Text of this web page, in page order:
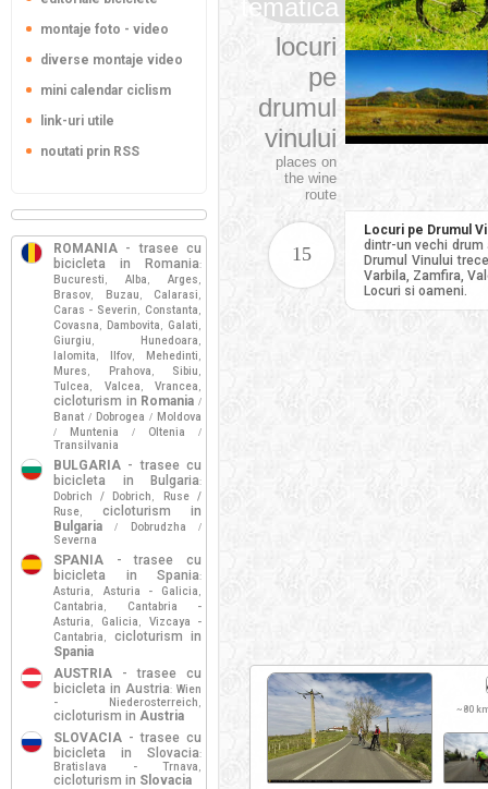
tematica
locuri
pe
drumul
vinului
places on
the wine
route
15
Locuri pe Drumul
dintr-un vechi
Drumul Vinului
Varbila, Zamfira,
Locuri si oameni.
~ 80
montaje foto - video
diverse montaje video
mini calendar ciclism
link-uri utile
noutati prin RSS
ROMANIA - trasee cu
bicicleta in Romania:
Bucuresti , Alba , Arges ,
Brasov, Buzau , Calarasi ,
Caras - Severin , Constanta ,
Covasna , Dambovita , Galati ,
Giurgiu , Hunedoara ,
Ialomita , Ilfov, Mehedinti ,
Mures , Prahova , Sibiu ,
Tulcea , Valcea , Vrancea ,
cicloturism in Romania /
Banat / Dobrogea / Moldova
/ Muntenia / Oltenia /
Transilvania
BULGARIA - trasee cu
bicicleta in Bulgaria:
Dobrich / Dobrich ,
Ruse /
Ruse,
cicloturism in
Bulgaria
/ Dobrudzha /
Severna
SPANIA - trasee cu
bicicleta in Spania:
Asturia , Asturia - Galicia ,
Cantabria ,
Cantabria -
Asturia , Galicia ,
Vizcaya -
Cantabria ,
cicloturism in
Spania
AUSTRIA - trasee cu
bicicleta in Austria: Wien
- Niederosterreich ,
cicloturism in Austria
SLOVACIA - trasee cu
bicicleta in Slovacia:
Bratislava - Trnava ,
cicloturism in Slovacia